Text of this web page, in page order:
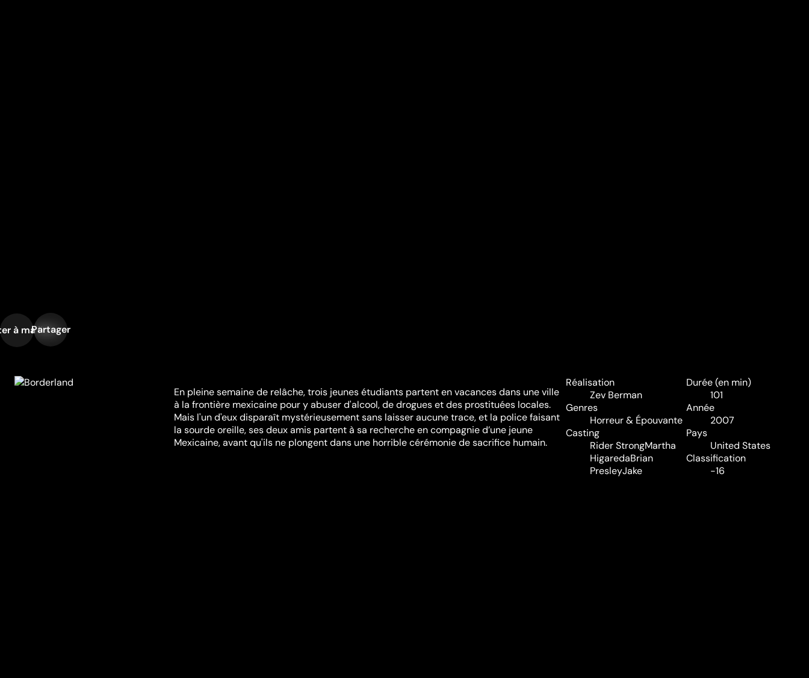
à ma liste
Partager
En pleine semaine de relâche, trois jeunes étudiants partent en vacances dans une ville
à la frontière mexicaine pour y abuser d'alcool, de drogues et des prostituées locales.
Mais l'un d'eux disparaît mystérieusement sans laisser aucune trace, et la police faisant
la sourde oreille, ses deux amis partent à sa recherche en compagnie d’une jeune
Mexicaine, avant qu'ils ne plongent dans une horrible cérémonie de sacrifice humain.
Réalisation
Zev Berman
Genres
Horreur & Épouvante
Casting
Rider StrongMartha
HigaredaBrian
PresleyJake
Durée (en min)
101
Année
2007
Pays
United States
Classification
-16